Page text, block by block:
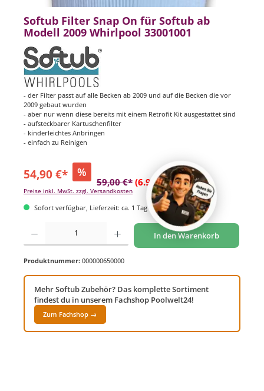
Softub Filter Snap On für Softub ab
Modell 2009 Whirlpool 33001001
- der Filter passt auf alle Becken ab 2009 und auf die Becken die vor
2009 gebaut wurden
- aber nur wenn diese bereits mit einem Retrofit Kit ausgestattet sind
- aufsteckbarer Kartuschenfilter
- kinderleichtes Anbringen
- einfach zu Reinigen
54,90 €* %
59,00 €* (6.95% gespart)
Preise inkl. MwSt. zzgl. Versandkosten
Sofort verfügbar, Lieferzeit: ca. 1 Tag
Produkt Anzahl: Gib den gewünschten Wert ein oder benutze die Schaltflächen um
In den Warenkorb
Produktnummer: 000000650000
Mehr Softub Zubehör? Das komplette Sortiment
findest du in unserem Fachshop Poolwelt24!
Zum Fachshop →